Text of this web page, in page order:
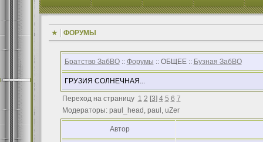
ФОРУМЫ
Братство ЗабВО:: Форумы :: ОБЩЕЕ :: Бузная ЗабВО
ГРУЗИЯ СОЛНЕЧНАЯ...
Переход на страницу 1 2 [3] 4 5 6 7
Модераторы: paul_head, paul, uZer
Автор